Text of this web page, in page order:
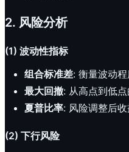
2. 风险分析
(1) 波动性指标
组合标准差: 衡量波动
最大回撤: 从高点到低
夏普比率: 风险调整后
(2) 下行风险